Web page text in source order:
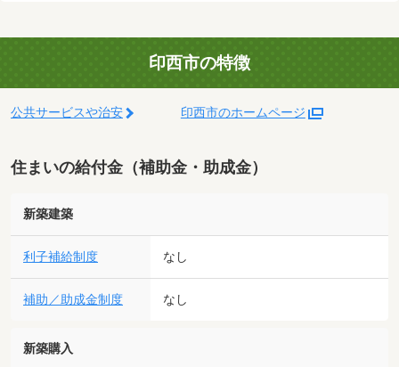
印西市の特徴
公共サービスや治安 印西市のホームページ
住まいの給付金（補助金・助成金）
新築建築
利子補給制度 なし
補助／助成金制度 なし
新築購入